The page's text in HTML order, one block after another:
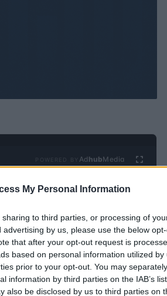
My Personal Information
to third parties, or processing of
by us, please use the below
that after your opt-out request is
based on personal information utilized by
prior to your opt-out. You may
information by third parties on the IAB’s
also be disclosed by us to third parties on
Ad hubMedia
e a primazia da propriedade